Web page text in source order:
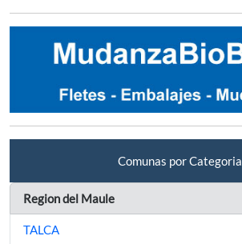
Comunas por Categoria
Region del Maule
TALCA